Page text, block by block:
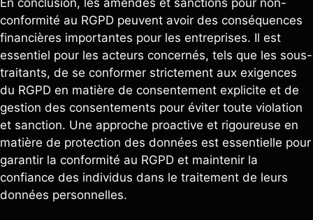
En conclusion, les amendes et sanctions pour non-
conformité au RGPD peuvent avoir des conséquences
financières importantes pour les entreprises. Il est
essentiel pour les acteurs concernés, tels que les sous-
traitants, de se conformer strictement aux exigences
du RGPD en matière de consentement explicite et de
gestion des consentements pour éviter toute violation
et sanction. Une approche proactive et rigoureuse en
matière de protection des données est essentielle pour
garantir la conformité au RGPD et maintenir la
confiance des individus dans le traitement de leurs
données personnelles.